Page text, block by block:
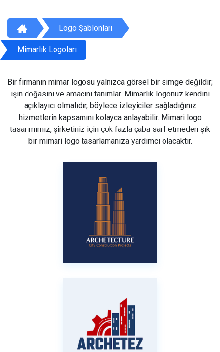
Logo Şablonları
Mimarlık Logoları
Bir firmanın mimar logosu yalnızca görsel bir simge değildir;
işin doğasını ve amacını tanımlar. Mimarlık logonuz kendini
açıklayıcı olmalıdır, böylece izleyiciler sağladığınız
hizmetlerin kapsamını kolayca anlayabilir. Mimari logo
tasarımımız, şirketiniz için çok fazla çaba sarf etmeden şık
bir mimari logo tasarlamanıza yardımcı olacaktır.